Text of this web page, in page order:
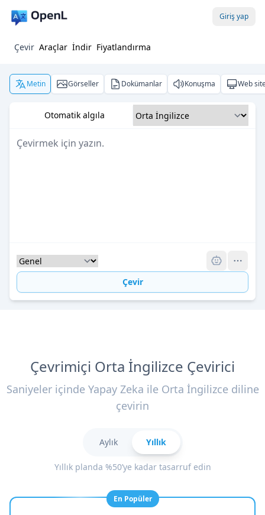
Giriş yap
Çevir Araçlar İndir Fiyatlandırma
Metin Görseller Dokümanlar Konuşma Web
Otomatik algıla
Çevir
Çevrimiçi Orta İngilizce Çevirici
Saniyeler içinde Yapay Zeka ile Orta İngilizce diline
çevirin
Aylık Yıllık
Yıllık planda %50’ye kadar tasarruf edin
En Popüler